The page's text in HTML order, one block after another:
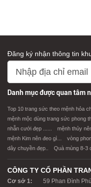
Đăng ký nhận thông tin
Danh mục được quan tâm
Top 10 trang sức theo mệnh hỏa
mệnh mộc dùng trang sức phong
nhẫn cưới đẹp ......
mệnh thủy
mệnh Kim nên đeo gì...
vòng
dây chuyền đẹp..
Quà mùng 8-3
CÔNG TY CỔ PHẦN
Cơ sở 1: 59 Phan Đình